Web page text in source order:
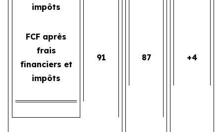
impôts
FCF après
frais
financiers et
impôts
91 87 +4